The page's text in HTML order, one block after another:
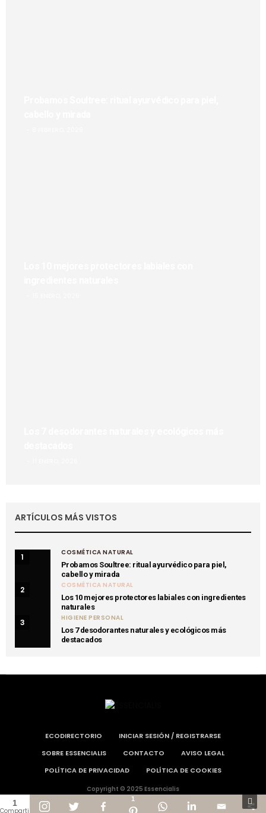
1
Compartir
1
ARTÍCULOS MÁS VISTOS
1
COSMÉTICA NATURAL
Probamos Soultree: ritual ayurvédico para piel,
cabello y mirada
2
COSMÉTICA NATURAL
Los 10 mejores protectores labiales con ingredientes
naturales
3
HIGIENE PERSONAL
Los 7 desodorantes naturales y ecológicos más
destacados
ECODIRECTORIO
INICIAR SESIÓN / REGISTRARSE
SOBRE ESSENCIALIS
CONTACTO
AVISO LEGAL
POLÍTICA DE PRIVACIDAD
POLÍTICA DE COOKIES
Copyright © 2025 Essencialis